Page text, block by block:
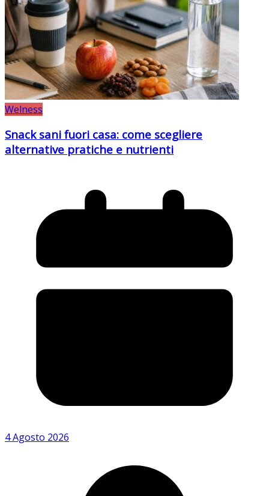
Welness
Snack sani fuori casa: come scegliere
alternative pratiche e nutrienti
4 Agosto 2026